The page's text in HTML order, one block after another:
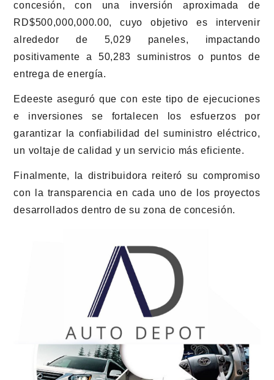
concesión, con una inversión aproximada de
RD$500,000,000.00, cuyo objetivo es intervenir
alrededor de 5,029 paneles, impactando
positivamente a 50,283 suministros o puntos de
entrega de energía.
Edeeste aseguró que con este tipo de ejecuciones
e inversiones se fortalecen los esfuerzos por
garantizar la confiabilidad del suministro eléctrico,
un voltaje de calidad y un servicio más eficiente.
Finalmente, la distribuidora reiteró su compromiso
con la transparencia en cada uno de los proyectos
desarrollados dentro de su zona de concesión.